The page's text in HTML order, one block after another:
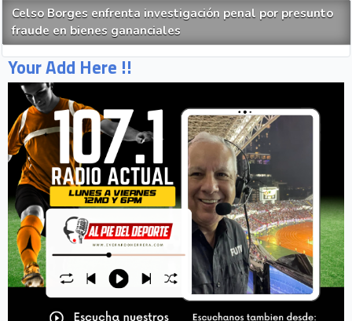
Celso Borges enfrenta investigación penal por presunto
fraude en bienes gananciales
Your Add Here !!